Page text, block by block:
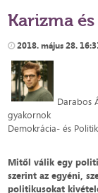
Karizma
2018. május 28.
Darabos
gyakornok
Demokrácia- és
Mitől válik egy
szerint az egyéni,
politikusokat